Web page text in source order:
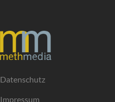
Datenschutz
Impressum